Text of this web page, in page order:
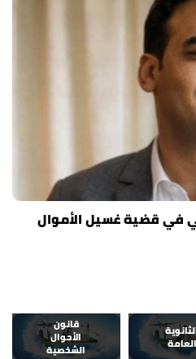
في قضية غسيل الأموال
العامة
قانون
الأحوال
الشخصية